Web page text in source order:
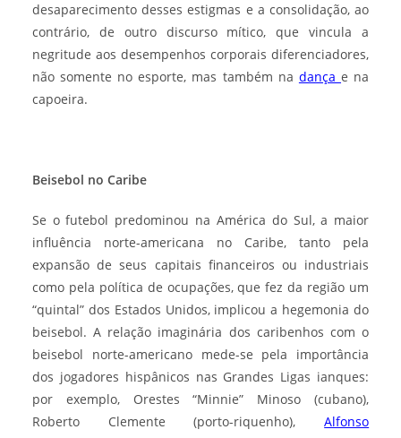
desaparecimento desses estigmas e a consolidação, ao
contrário, de outro discurso mítico, que vincula a
negritude aos desempenhos corporais diferenciadores,
não somente no esporte, mas também na dançae na
capoeira.
Beisebol no Caribe
Se o futebol predominou na América do Sul, a maior
influência norte-americana no Caribe, tanto pela
expansão de seus capitais financeiros ou industriais
como pela política de ocupações, que fez da região um
“quintal” dos Estados Unidos, implicou a hegemonia do
beisebol. A relação imaginária dos caribenhos com o
beisebol norte-americano mede-se pela importância
dos jogadores hispânicos nas Grandes Ligas ianques:
por exemplo, Orestes “Minnie” Minoso (cubano),
Roberto Clemente (porto-riquenho),Alfonso